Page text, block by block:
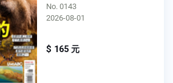
No. 0143
2026-08-01
$ 165 元